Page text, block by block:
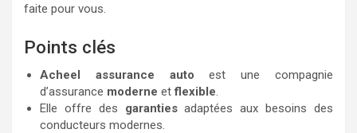
faite pour vous.
Points clés
Acheel assurance auto est une compagnie
d’assurance moderne etflexible
Elle offre des garantiesadaptées aux besoins des
conducteurs modernes.